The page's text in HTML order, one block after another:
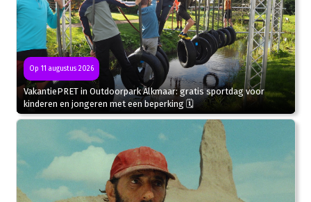
Op 11 augustus 2026
VakantiePRET in Outdoorpark Alkmaar: gratis sportdag voor
kinderen en jongeren met een beperking 🗓